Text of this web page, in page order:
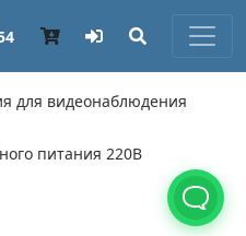
для видеонаблюдения
питания 220В